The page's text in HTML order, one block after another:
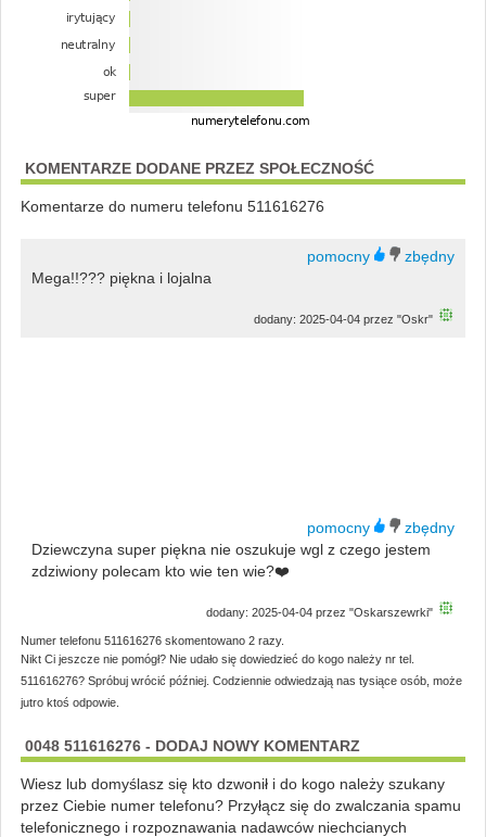
KOMENTARZE DODANE PRZEZ SPOŁECZNOŚĆ
Komentarze do numeru telefonu 511616276
Mega!!??? piękna i lojalna
dodany: 2025-04-04 przez "Oskr"
Dziewczyna super piękna nie oszukuje wgl z czego jestem
zdziwiony polecam kto wie ten wie?❤️
dodany: 2025-04-04 przez "Oskarszewrki"
Numer telefonu 511616276 skomentowano 2 razy.
Nikt Ci jeszcze nie pomógł? Nie udało się dowiedzieć do kogo należy nr tel.
511616276? Spróbuj wrócić później. Codziennie odwiedzają nas tysiące osób, może
jutro ktoś odpowie.
0048 511616276 - DODAJ NOWY KOMENTARZ
Wiesz lub domyślasz się kto dzwonił i do kogo należy szukany
przez Ciebie numer telefonu? Przyłącz się do zwalczania spamu
telefonicznego i rozpoznawania nadawców niechcianych